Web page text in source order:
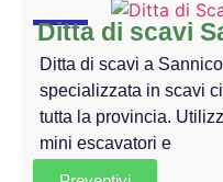
Ditta di scavi
Ditta di scavi a
specializzata in scavi
tutta la provincia.
mini escavatori e